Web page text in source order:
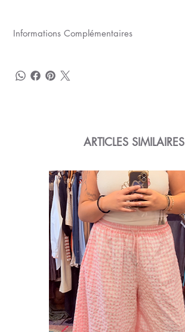
Informations Complémentaires
ARTICLES SIMILAIRES